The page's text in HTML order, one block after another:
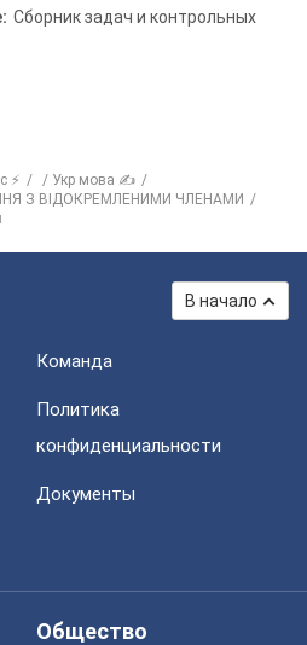
Сборник задач и контрольных
⚡
Укр мова ✍
З ВІДОКРЕМЛЕНИМИ ЧЛЕНАМИ
В начало
Команда
Политика
конфиденциальности
Документы
Общество